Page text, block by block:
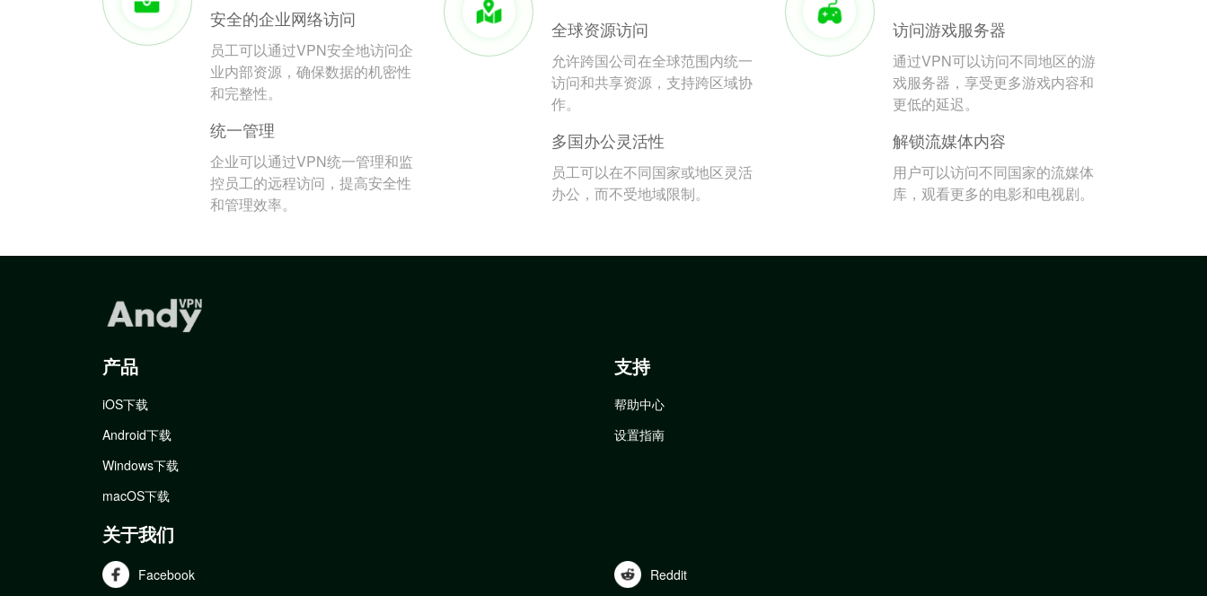
安全的企业网络访问
员工可以通过VPN安全地访问企
业内部资源，确保数据的机密性
和完整性。
统一管理
企业可以通过VPN统一管理和监
控员工的远程访问，提高安全性
和管理效率。
全球资源访问
允许跨国公司在全球范围内统一
访问和共享资源，支持跨区域协
作。
多国办公灵活性
员工可以在不同国家或地区灵活
办公，而不受地域限制。
访问游戏服务器
通过VPN可以访问不同地区的游
戏服务器，享受更多游戏内容和
更低的延迟。
解锁流媒体内容
用户可以访问不同国家的流媒体
库，观看更多的电影和电视剧。
产品
iOS下载
Android下载
Windows下载
macOS下载
支持
帮助中心
设置指南
关于我们
Facebook Reddit